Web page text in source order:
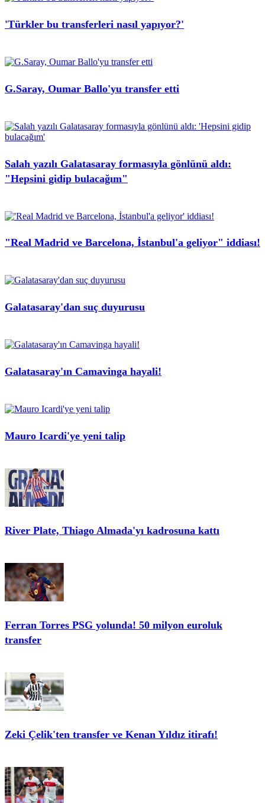
'Türkler bu transferleri nasıl yapıyor?'
G.Saray, Oumar Ballo'yu transfer etti
Salah yazılı Galatasaray formasıyla gönlünü aldı:
"Hepsini gidip bulacağım"
"Real Madrid ve Barcelona, İstanbul'a geliyor" iddiası!
Galatasaray'dan suç duyurusu
Galatasaray'ın Camavinga hayali!
Mauro Icardi'ye yeni talip
River Plate, Thiago Almada'yı kadrosuna kattı
Ferran Torres PSG yolunda! 50 milyon euroluk
transfer
Zeki Çelik'ten transfer ve Kenan Yıldız itirafı!